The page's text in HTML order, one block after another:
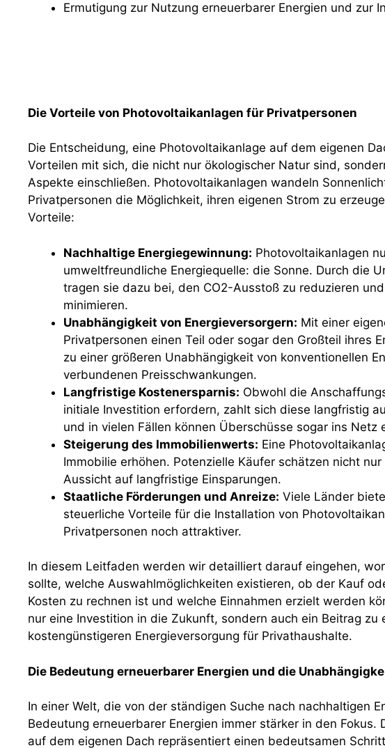
Ermutigung zur Nutzung erneuerbarer Energien und zur
Die Vorteile von Photovoltaikanlagen für Privatpersonen
Die Entscheidung, eine Photovoltaikanlage auf dem eigenen
Vorteilen mit sich, die nicht nur ökologischer Natur sind,
Aspekte einschließen. Photovoltaikanlagen wandeln
Privatpersonen die Möglichkeit, ihren eigenen Strom zu
Vorteile:
Nachhaltige Energiegewinnung: Photovoltaikanlagen
umweltfreundliche Energiequelle: die Sonne. Durch die
tragen sie dazu bei, den CO2-Ausstoß zu reduzieren
minimieren.
Unabhängigkeit von Energieversorgern: Mit einer
Privatpersonen einen Teil oder sogar den Großteil ihres
zu einer größeren Unabhängigkeit von konventionellen
verbundenen Preisschwankungen.
Langfristige Kostenersparnis: Obwohl die
initiale Investition erfordern, zahlt sich diese langfristig
und in vielen Fällen können Überschüsse sogar ins
Steigerung des Immobilienwerts: Eine
Immobilie erhöhen. Potenzielle Käufer schätzen nicht
Aussicht auf langfristige Einsparungen.
Staatliche Förderungen und Anreize: Viele Länder
steuerliche Vorteile für die Installation von
Privatpersonen noch attraktiver.
In diesem Leitfaden werden wir detailliert darauf eingehen,
sollte, welche Auswahlmöglichkeiten existieren, ob der Kauf
Kosten zu rechnen ist und welche Einnahmen erzielt werden
nur eine Investition in die Zukunft, sondern auch ein Beitrag zu
kostengünstigeren Energieversorgung für Privathaushalte.
Die Bedeutung erneuerbarer Energien und die
In einer Welt, die von der ständigen Suche nach nachhaltigen
Bedeutung erneuerbarer Energien immer stärker in den Fokus.
auf dem eigenen Dach repräsentiert einen bedeutsamen